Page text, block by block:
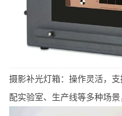
摄影补光灯箱：操作灵活，
配实验室、生产线等多种场景